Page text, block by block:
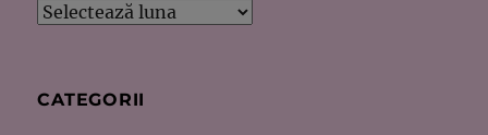
Arhive
CATEGORII